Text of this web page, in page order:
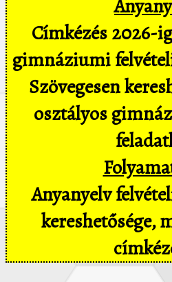
Címkézés 2026-
gimnáziumi
Szövegesen
osztályos
Anyanyelv
kereshetősége,